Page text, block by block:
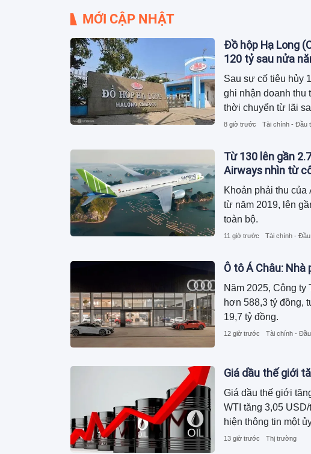
MỚI CẬP NHẬT
Đồ hộp Hạ Long
120 tỷ sau nửa
Sau sự cố tiêu hủy
ghi nhận doanh thu
thời chuyển từ lãi
dương, nguồn tiền
8 giờ trước Tài chính - Đầu
Từ 130 lên gần
Airways nhìn từ
Khoản phải thu
từ năm 2019, lên
toàn bộ.
11 giờ trước Tài chính -
Ô tô Á Châu:
Năm 2025, Công ty
hơn 588,3 tỷ đồng,
19,7 tỷ đồng.
12 giờ trước Tài chính -
Giá dầu thế giới
Giá dầu thế giới
WTI tăng 3,05
hiện thông tin một
tàu của Mỹ và
13 giờ trước Thị trường